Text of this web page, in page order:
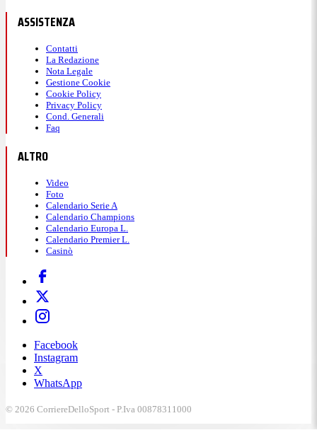
ASSISTENZA
Contatti
La Redazione
Nota Legale
Gestione Cookie
Cookie Policy
Privacy Policy
Cond. Generali
Faq
ALTRO
Video
Foto
Calendario Serie A
Calendario Champions
Calendario Europa L.
Calendario Premier L.
Casinò
Facebook
Instagram
X
WhatsApp
© 2026 CorriereDelloSport - P.Iva 00878311000